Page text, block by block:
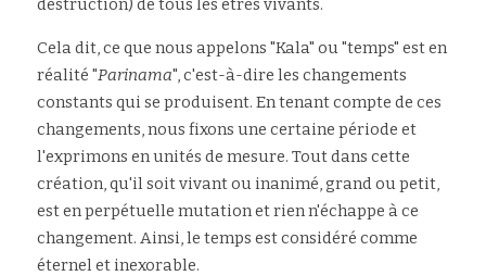
destruction) de tous les êtres vivants.
Cela dit, ce que nous appelons "Kala" ou "temps" est en
réalité "Parinama", c'est-à-dire les changements
constants qui se produisent. En tenant compte de ces
changements, nous fixons une certaine période et
l'exprimons en unités de mesure. Tout dans cette
création, qu'il soit vivant ou inanimé, grand ou petit,
est en perpétuelle mutation et rien n'échappe à ce
changement. Ainsi, le temps est considéré comme
éternel et inexorable.